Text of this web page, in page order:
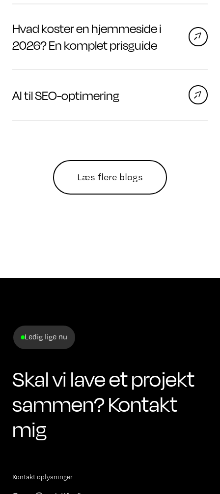
Hvad koster en hjemmeside i
2026? En komplet prisguide
AI til SEO-optimering
Læs flere blogs
Ledig lige nu
Skal vi lave et projekt
sammen? Kontakt
mig
Kontakt oplysninger